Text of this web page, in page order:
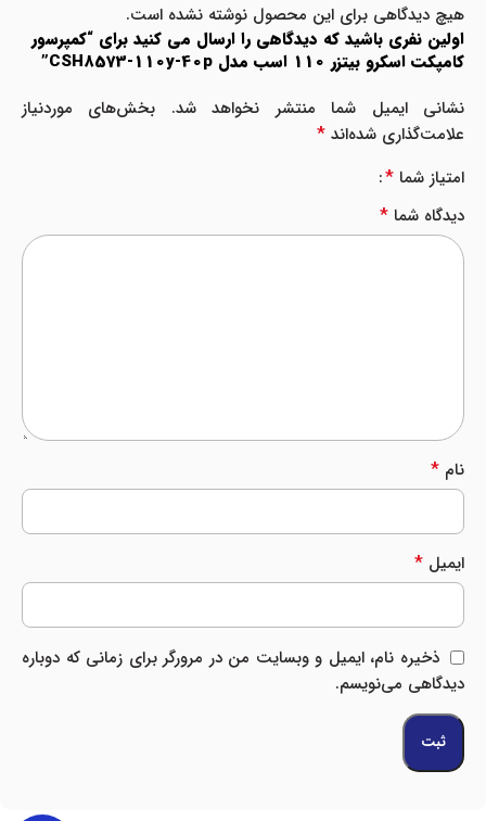
هیچ دیدگاهی برای این محصول نوشته نشده است.
اولین نفری باشید که دیدگاهی را ارسال می کنید برای “کمپرسور
کامپکت اسکرو بیتزر 110 اسب مدل CSH8573-110y-40p”
نشانی ایمیل شما منتشر نخواهد شد.
بخش‌های موردنیاز
علامت‌گذاری شده‌اند *
امتیاز شما *
دیدگاه شما *
نام *
ایمیل *
ذخیره نام، ایمیل و وبسایت من در مرورگر برای زمانی که دوباره
دیدگاهی می‌نویسم.